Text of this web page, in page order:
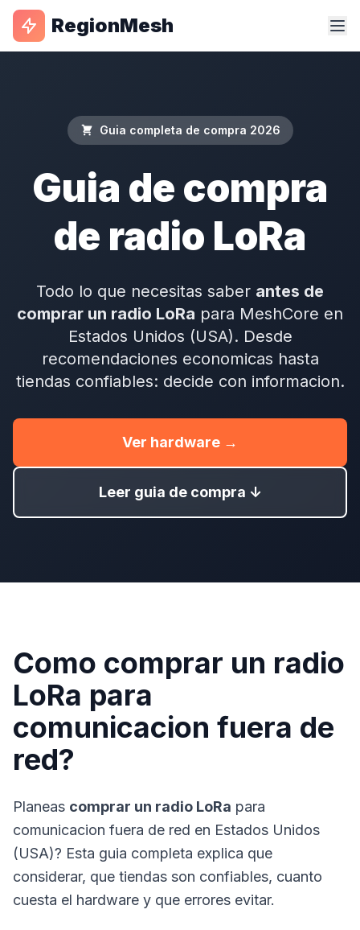
RegionMesh
Guia completa de compra 2026
Guia de compra
de radio LoRa
Todo lo que necesitas saber antes de
comprar un radio LoRa para MeshCore en
Estados Unidos (USA). Desde
recomendaciones economicas hasta
tiendas confiables: decide con informacion.
Ver hardware →
Leer guia de compra ↓
Como comprar un radio
LoRa para
comunicacion fuera de
red?
Planeas comprar un radio LoRa para
comunicacion fuera de red en Estados Unidos
(USA)? Esta guia completa explica que
considerar, que tiendas son confiables, cuanto
cuesta el hardware y que errores evitar.